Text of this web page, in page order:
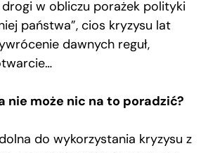
w obliczu porażek polityki
państwa”, cios kryzysu lat
dawnych reguł,
nie może nic na to poradzić?
do wykorzystania kryzysu z